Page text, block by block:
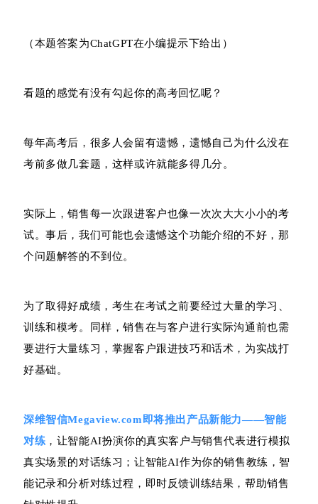
（本题答案为ChatGPT在小编提示下给出）
看题的感觉有没有勾起你的高考回忆呢？
每年高考后，很多人会留有遗憾，遗憾自己为什么没在
考前多做几套题，这样或许就能多得几分。
实际上，销售每一次跟进客户也像一次次大大小小的考
试。事后，我们可能也会遗憾这个功能介绍的不好，那
个问题解答的不到位。
为了取得好成绩，考生在考试之前要经过大量的学习、
训练和模考。同样，销售在与客户进行实际沟通前也需
要进行大量练习，掌握客户跟进技巧和话术，为实战打
好基础。
深维智信Megaview.com即将推出产品新能力——智能
对练 ，让智能AI扮演你的真实客户与销售代表进行模拟
真实场景的对话练习；让智能AI作为你的销售教练，智
能记录和分析对练过程，即时反馈训练结果，帮助销售